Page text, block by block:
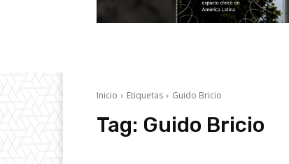
Inicio Etiquetas Guido Bricio
Tag: Guido Bricio